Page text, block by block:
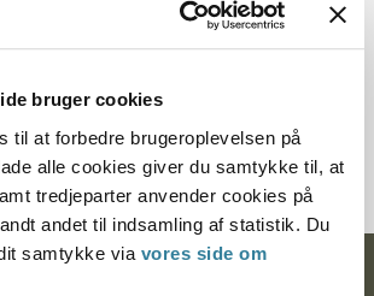
bruger cookies
til at forbedre brugeroplevelsen på
alle cookies giver du samtykke til, at
tredjeparter anvender cookies på
andet til indsamling af statistik. Du
samtykke via vores side om